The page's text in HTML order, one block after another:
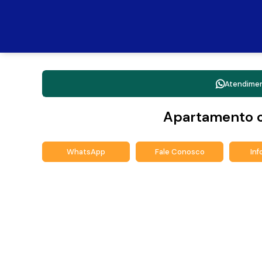
Apartamento
WhatsApp Fale Conosco